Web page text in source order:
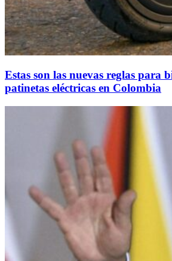
Estas son las nuevas reglas para
patinetas eléctricas en Colombia